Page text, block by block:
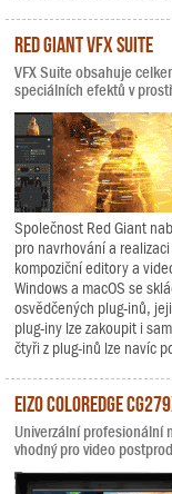
Red Giant VFX Suite
VFX Suite obsahuje
speciálních efektů v
Společnost Red Giant
pro navrhování a
kompoziční editory a
Windows a macOS se
osvědčených plug-inů,
plug-iny lze zakoupit i
čtyři z plug-inů lze navíc
EIZO ColorEdge
Univerzální profesionální
vhodný pro video